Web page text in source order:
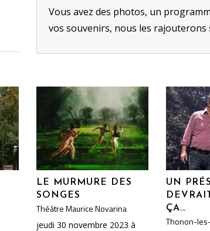
Vous avez des photos, un
vos souvenirs, nous les rajouterons
LE MURMURE DES
SONGES
Théâtre Maurice Novarina
jeudi 30 novembre 2023 à
UN
ÇA…
Thonon-